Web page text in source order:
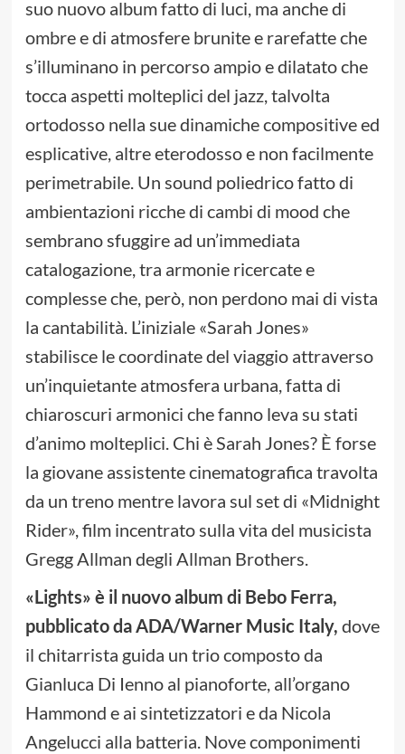
suo nuovo album fatto di luci, ma anche di
ombre e di atmosfere brunite e rarefatte che
s’illuminano in percorso ampio e dilatato che
tocca aspetti molteplici del jazz, talvolta
ortodosso nella sue dinamiche compositive ed
esplicative, altre eterodosso e non facilmente
perimetrabile. Un sound poliedrico fatto di
ambientazioni ricche di cambi di mood che
sembrano sfuggire ad un’immediata
catalogazione, tra armonie ricercate e
complesse che, però, non perdono mai di vista
la cantabilità. L’iniziale «Sarah Jones»
stabilisce le coordinate del viaggio attraverso
un’inquietante atmosfera urbana, fatta di
chiaroscuri armonici che fanno leva su stati
d’animo molteplici. Chi è Sarah Jones? È forse
la giovane assistente cinematografica travolta
da un treno mentre lavora sul set di «Midnight
Rider», film incentrato sulla vita del musicista
Gregg Allman degli Allman Brothers.
«Lights» è il nuovo album di Bebo Ferra,
pubblicato da ADA/Warner Music Italy, dove
il chitarrista guida un trio composto da
Gianluca Di Ienno al pianoforte, all’organo
Hammond e ai sintetizzatori e da Nicola
Angelucci alla batteria. Nove componimenti